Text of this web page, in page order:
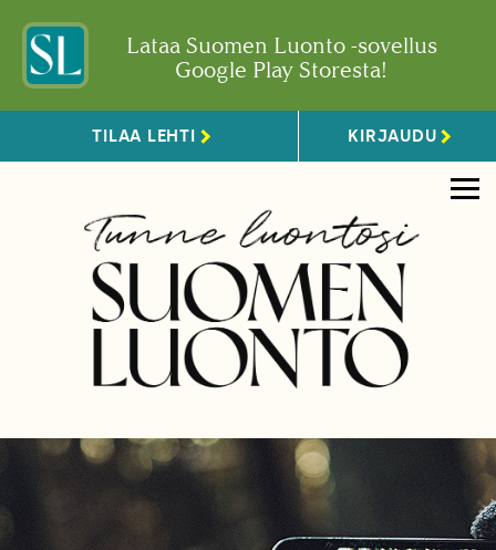
Lataa Suomen Luonto -sovellus
Google Play Storesta!
TILAA LEHTI KIRJAUDU